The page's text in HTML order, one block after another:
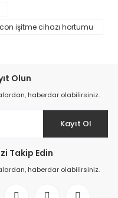
işitme cihazı hortumu
Olun
haberdar olabilirsiniz.
Kayıt Ol
Takip Edin
haberdar olabilirsiniz.